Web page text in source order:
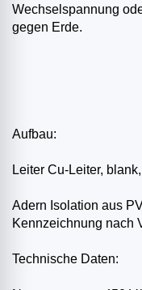
Wechselspannung
gegen Erde.
Aufbau:
Leiter Cu-Leiter,
Adern Isolation aus
Kennzeichnung nach
Technische Daten: